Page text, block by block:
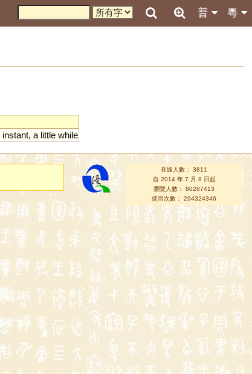
粵
普
instant, a little while
在線人數： 3811
自 2014 年 7 月 8 日起
瀏覽人數： 80287413
使用次數： 294324346